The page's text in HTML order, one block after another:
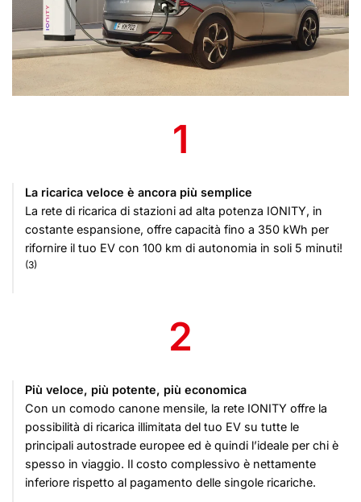
1
La ricarica veloce è ancora più semplice
La rete di ricarica di stazioni ad alta potenza IONITY, in
costante espansione, offre capacità fino a 350 kWh per
rifornire il tuo EV con 100 km di autonomia in soli 5 minuti!
(3)
2
Più veloce, più potente, più economica
Con un comodo canone mensile, la rete IONITY offre la
possibilità di ricarica illimitata del tuo EV su tutte le
principali autostrade europee ed è quindi l’ideale per chi è
spesso in viaggio. Il costo complessivo è nettamente
inferiore rispetto al pagamento delle singole ricariche.